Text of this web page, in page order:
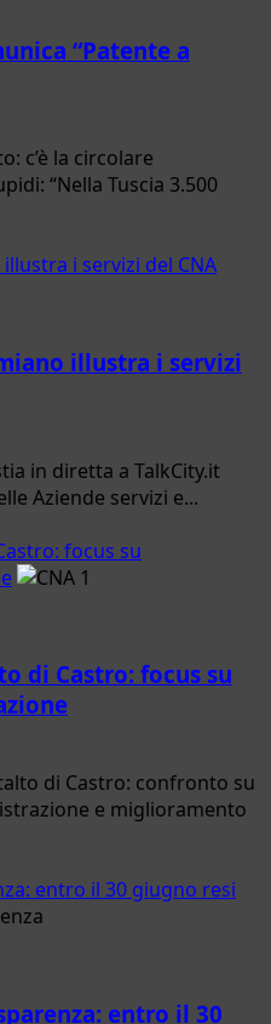
“Patente a
c’è la circolare
“Nella Tuscia 3.500
i servizi del CNA
illustra i servizi
in diretta a TalkCity.it
Aziende servizi e...
focus su
di Castro: focus su
di Castro: confronto su
e miglioramento
entro il 30 giugno resi
entro il 30